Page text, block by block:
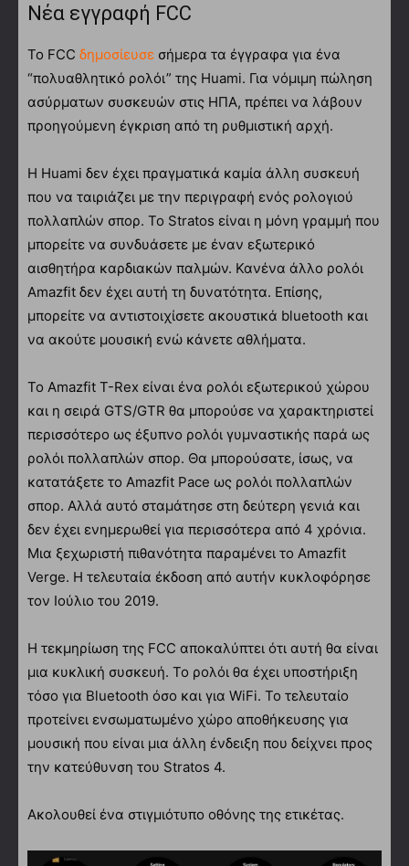
Νέα εγγραφή FCC
Το FCC δημοσίευσε σήμερα τα έγγραφα για ένα
“πολυαθλητικό ρολόι” της Huami. Για νόμιμη πώληση
ασύρματων συσκευών στις ΗΠΑ, πρέπει να λάβουν
προηγούμενη έγκριση από τη ρυθμιστική αρχή.
Η Huami δεν έχει πραγματικά καμία άλλη συσκευή
που να ταιριάζει με την περιγραφή ενός ρολογιού
πολλαπλών σπορ. Το Stratos είναι η μόνη γραμμή που
μπορείτε να συνδυάσετε με έναν εξωτερικό
αισθητήρα καρδιακών παλμών. Κανένα άλλο ρολόι
Amazfit δεν έχει αυτή τη δυνατότητα. Επίσης,
μπορείτε να αντιστοιχίσετε ακουστικά bluetooth και
να ακούτε μουσική ενώ κάνετε αθλήματα.
Το Amazfit T-Rex είναι ένα ρολόι εξωτερικού χώρου
και η σειρά GTS/GTR θα μπορούσε να χαρακτηριστεί
περισσότερο ως έξυπνο ρολόι γυμναστικής παρά ως
ρολόι πολλαπλών σπορ. Θα μπορούσατε, ίσως, να
κατατάξετε το Amazfit Pace ως ρολόι πολλαπλών
σπορ. Αλλά αυτό σταμάτησε στη δεύτερη γενιά και
δεν έχει ενημερωθεί για περισσότερα από 4 χρόνια.
Μια ξεχωριστή πιθανότητα παραμένει το Amazfit
Verge. Η τελευταία έκδοση από αυτήν κυκλοφόρησε
τον Ιούλιο του 2019.
Η τεκμηρίωση της FCC αποκαλύπτει ότι αυτή θα είναι
μια κυκλική συσκευή. Το ρολόι θα έχει υποστήριξη
τόσο για Bluetooth όσο και για WiFi. Το τελευταίο
προτείνει ενσωματωμένο χώρο αποθήκευσης για
μουσική που είναι μια άλλη ένδειξη που δείχνει προς
την κατεύθυνση του Stratos 4.
Ακολουθεί ένα στιγμιότυπο οθόνης της ετικέτας.